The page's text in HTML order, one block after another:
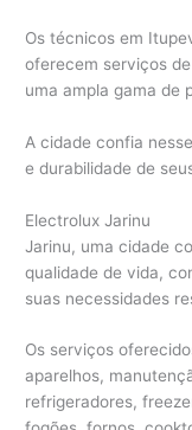
Os técnicos em
oferecem serviços
uma ampla gama de
A cidade confia
e durabilidade de
Electrolux Jarinu
Jarinu, uma cidade
qualidade de vida,
suas necessidades
Os serviços
aparelhos,
refrigeradores,